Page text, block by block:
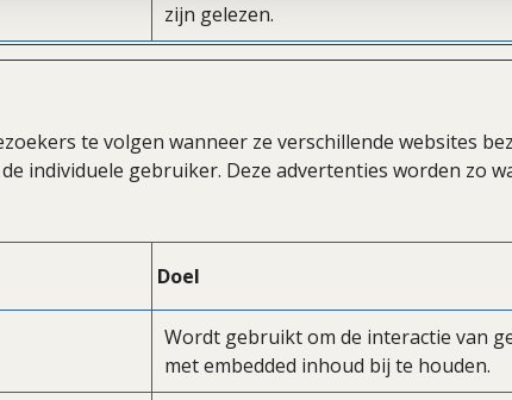
zijn gelezen.
te volgen wanneer ze verschillende websites
individuele gebruiker. Deze advertenties worden zo
Doel
Wordt gebruikt om de interactie van
met embedded inhoud bij te houden.